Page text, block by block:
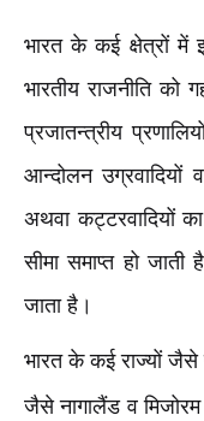
भारत के कई क्षेत्रों में
भारतीय राजनीति
प्रजातन्त्रीय
आन्दोलन
अथवा कट्टरवादियों
सीमा समाप्त हो
जाता है।
भारत के कई राज्यों जैसे
जैसे नागालैंड व